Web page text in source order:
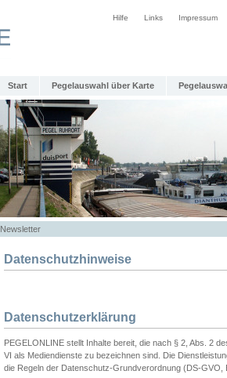
Hilfe Links Impressum
Start Pegelauswahl über Karte
Newsletter
Datenschutzhinweise
Datenschutzerklärung
PEGELONLINE stellt Inhalte bereit, die nach § 2, Abs. 2
VI als Mediendienste zu bezeichnen sind. Die
die Regeln der Datenschutz-Grundverordnung (DS-